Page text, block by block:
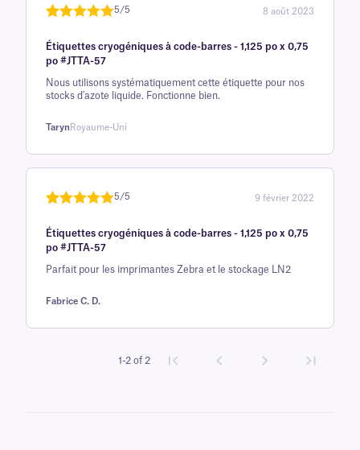
5 sur la
base d'
évaluation
5/5 8 août 2023
Étiquettes cryogéniques à code-barres - 1,125 po x 0,75
po #JTTA-57
Nous utilisons systématiquement cette étiquette pour nos
stocks d'azote liquide. Fonctionne bien.
Taryn Royaume-Uni
5 sur la
base d'
évaluation
5/5 9 février 2022
Étiquettes cryogéniques à code-barres - 1,125 po x 0,75
po #JTTA-57
Parfait pour les imprimantes Zebra et le stockage LN2
Fabrice C. D.
1-2 of 2